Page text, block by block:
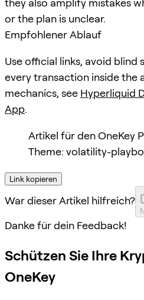
they also amplify mistakes
or the plan is unclear.
Empfohlener Ablauf
Use official links, avoid blind
every transaction inside the
mechanics, see Hyperliquid
App.
Artikel für den OneKey
Theme: volatility-
Link kopieren
War dieser Artikel hilfreich?
Danke für dein Feedback!
Schützen Sie Ihre
OneKey